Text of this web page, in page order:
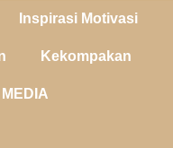
Inspirasi Motivasi
Kekompakan